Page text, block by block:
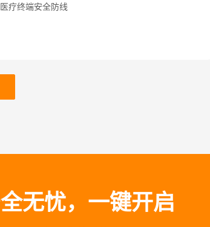
疗终端安全防线
无忧，一键开启